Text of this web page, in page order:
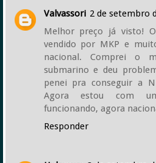
Valvassori 2 de setembro
Melhor preço já visto!
vendido por MKP e
nacional. Comprei o
submarino e deu
penei pra conseguir a
Agora estou com
funcionando, agora
Responder